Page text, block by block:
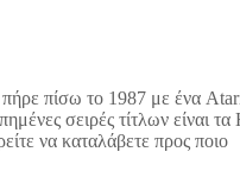
πίσω το 1987 με ένα
σειρές τίτλων είναι τα
να καταλάβετε προς ποιο